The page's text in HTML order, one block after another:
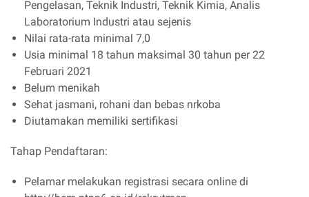
Pengelasan, Teknik Industri, Teknik Kimia, Analis
Laboratorium Industri atau sejenis
Nilai rata-rata minimal 7,0
Usia minimal 18 tahun maksimal 30 tahun per 22
Februari 2021
Belum menikah
Sehat jasmani, rohani dan bebas nrkoba
Diutamakan memiliki sertifikasi
Tahap Pendaftaran:
Pelamar melakukan registrasi secara online di